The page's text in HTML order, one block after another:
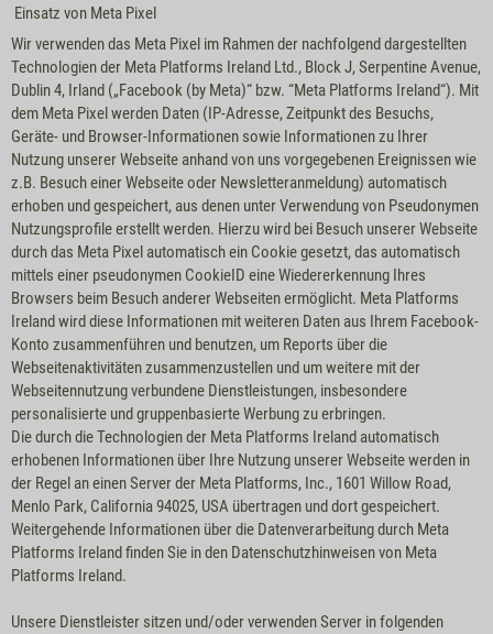
Einsatz von Meta Pixel
Wir verwenden das Meta Pixel im Rahmen der nachfolgend dargestellten
Technologien der Meta Platforms Ireland Ltd., Block J, Serpentine Avenue,
Dublin 4, Irland („Facebook (by Meta)“ bzw. “Meta Platforms Ireland“). Mit
dem Meta Pixel werden Daten (IP-Adresse, Zeitpunkt des Besuchs,
Geräte- und Browser-Informationen sowie Informationen zu Ihrer
Nutzung unserer Webseite anhand von uns vorgegebenen Ereignissen wie
z.B. Besuch einer Webseite oder Newsletteranmeldung) automatisch
erhoben und gespeichert, aus denen unter Verwendung von Pseudonymen
Nutzungsprofile erstellt werden. Hierzu wird bei Besuch unserer Webseite
durch das Meta Pixel automatisch ein Cookie gesetzt, das automatisch
mittels einer pseudonymen CookieID eine Wiedererkennung Ihres
Browsers beim Besuch anderer Webseiten ermöglicht. Meta Platforms
Ireland wird diese Informationen mit weiteren Daten aus Ihrem Facebook-
Konto zusammenführen und benutzen, um Reports über die
Webseitenaktivitäten zusammenzustellen und um weitere mit der
Webseitennutzung verbundene Dienstleistungen, insbesondere
personalisierte und gruppenbasierte Werbung zu erbringen.
Die durch die Technologien der Meta Platforms Ireland automatisch
erhobenen Informationen über Ihre Nutzung unserer Webseite werden in
der Regel an einen Server der Meta Platforms, Inc., 1601 Willow Road,
Menlo Park, California 94025, USA übertragen und dort gespeichert.
Weitergehende Informationen über die Datenverarbeitung durch Meta
Platforms Ireland finden Sie in den Datenschutzhinweisen von Meta
Platforms Ireland.
Unsere Dienstleister sitzen und/oder verwenden Server in folgenden